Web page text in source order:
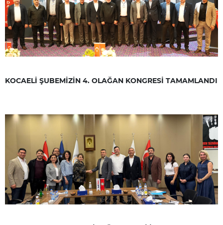
KOCAELİ ŞUBEMİZİN 4. OLAĞAN KONGRESİ TAMAMLANDI